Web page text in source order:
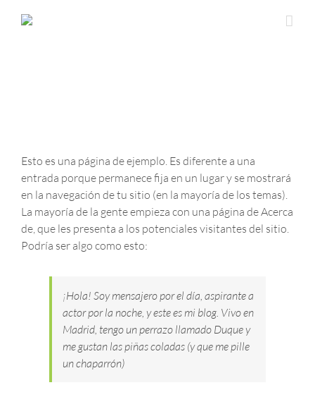
Esto es una página de ejemplo. Es diferente a una
entrada porque permanece fija en un lugar y se mostrará
en la navegación de tu sitio (en la mayoría de los temas).
La mayoría de la gente empieza con una página de Acerca
de, que les presenta a los potenciales visitantes del sitio.
Podría ser algo como esto:
¡Hola! Soy mensajero por el día, aspirante a
actor por la noche, y este es mi blog. Vivo en
Madrid, tengo un perrazo llamado Duque y
me gustan las piñas coladas (y que me pille
un chaparrón)